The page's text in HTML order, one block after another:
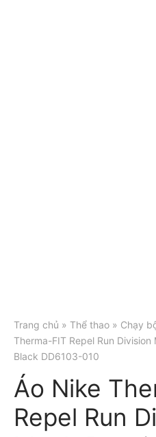
Trang chủ » Thể thao » Chạy
Therma-FIT Repel Run Division
Black DD6103-010
Áo Nike
Repel Run